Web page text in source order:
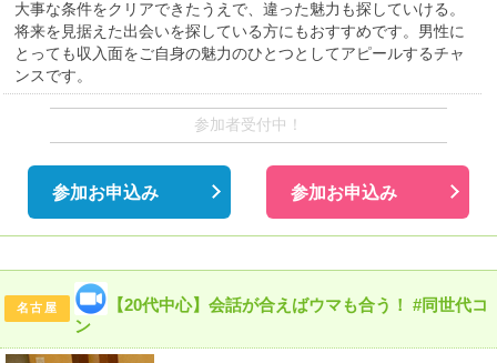
大事な条件をクリアできたうえで、違った魅力も探していける。
将来を見据えた出会いを探している方にもおすすめです。男性に
とっても収入面をご自身の魅力のひとつとしてアピールするチャ
ンスです。
参加者受付中！
参加お申込み 参加お申込み
名古屋
【20代中心】会話が合えばウマも合う！ #同世代コ
ン